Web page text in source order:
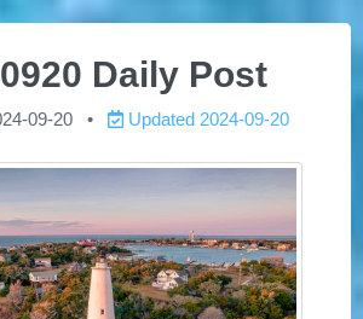
Daily Post
09-20 Updated 2024-09-20